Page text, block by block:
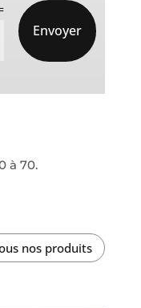
Envoyer
à 70.
nos produits